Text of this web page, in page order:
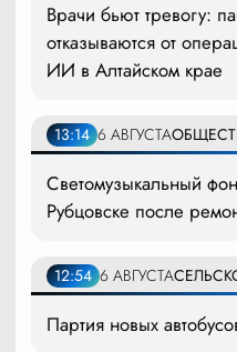
Врачи бьют тревогу:
отказываются от
ИИ в Алтайском крае
13:14 6 АВГУСТА
Светомузыкальный
Рубцовске после
12:54 6 АВГУСТА
Партия новых